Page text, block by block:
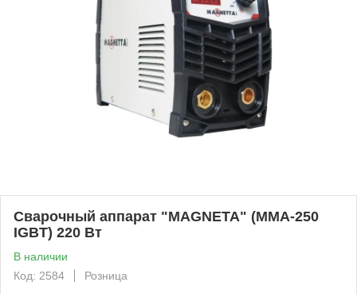
Сварочный аппарат "MAGNETA" (ММА-250
IGBT) 220 Вт
В наличии
Код: 2584
Розница